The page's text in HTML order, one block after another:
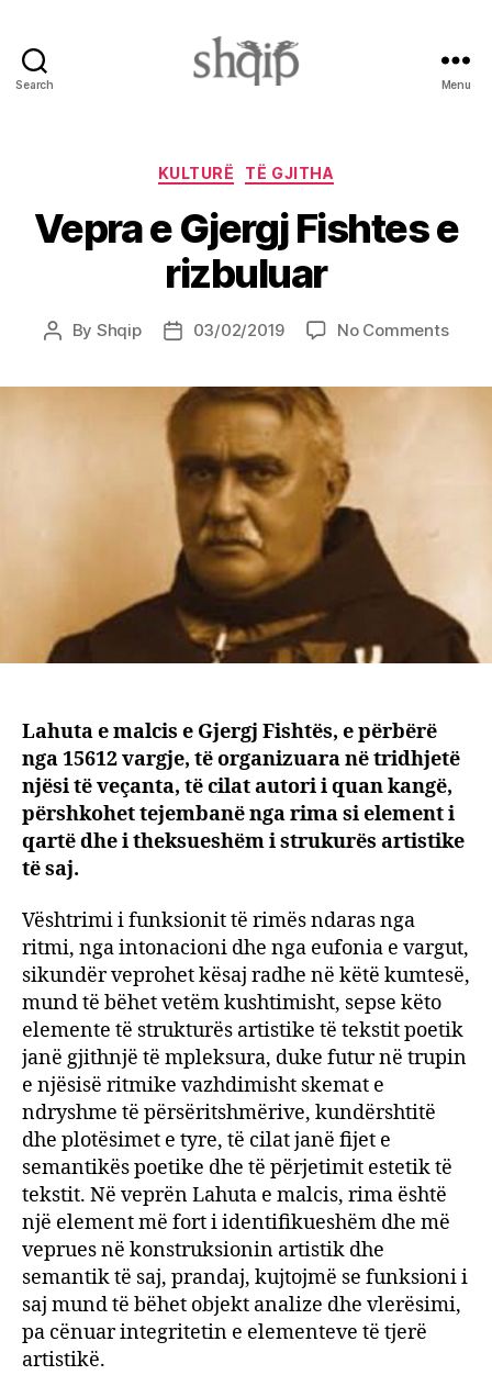
Search Menu
Categories
KULTURË TË GJITHA
Vepra e Gjergj Fishtes e
rizbuluar
Post
By Shqip
Post03/02/2019 No Commentson
Lahuta e malcis e Gjergj Fishtës, e përbërë
nga 15612 vargje, të organizuara në tridhjetë
njësi të veçanta, të cilat autori i quan kangë,
përshkohet tejembanë nga rima si element i
qartë dhe i theksueshëm i strukurës artistike
të saj.
Vështrimi i funksionit të rimës ndaras nga
ritmi, nga intonacioni dhe nga eufonia e vargut,
sikundër veprohet kësaj radhe në këtë kumtesë,
mund të bëhet vetëm kushtimisht, sepse këto
elemente të strukturës artistike të tekstit poetik
janë gjithnjë të mpleksura, duke futur në trupin
e njësisë ritmike vazhdimisht skemat e
ndryshme të përsëritshmërive, kundërshtitë
dhe plotësimet e tyre, të cilat janë fijet e
semantikës poetike dhe të përjetimit estetik të
tekstit. Në veprën Lahuta e malcis, rima është
një element më fort i identifikueshëm dhe më
veprues në konstruksionin artistik dhe
semantik të saj, prandaj, kujtojmë se funksioni i
saj mund të bëhet objekt analize dhe vlerësimi,
pa cënuar integritetin e elementeve të tjerë
artistikë.